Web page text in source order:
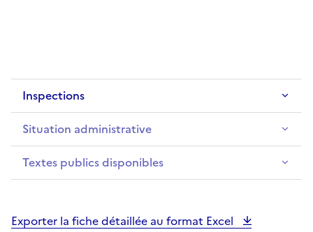
Inspections
Situation administrative
Textes publics disponibles
Exporter la fiche détaillée au format Excel